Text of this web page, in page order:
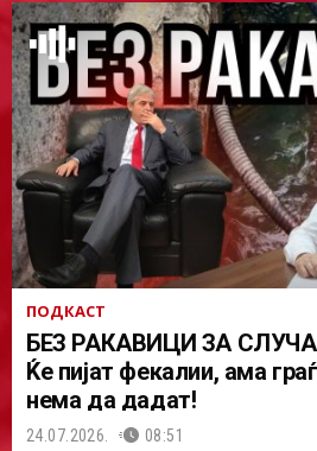
ПОДКАСТ
БЕЗ РАКАВИЦИ ЗА
Ќе пијат фекалии, ама
нема да дадат!
24.07.2026. 08:51